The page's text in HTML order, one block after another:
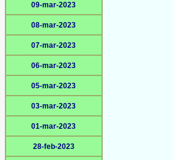
09-mar-2023
08-mar-2023
07-mar-2023
06-mar-2023
05-mar-2023
03-mar-2023
01-mar-2023
28-feb-2023